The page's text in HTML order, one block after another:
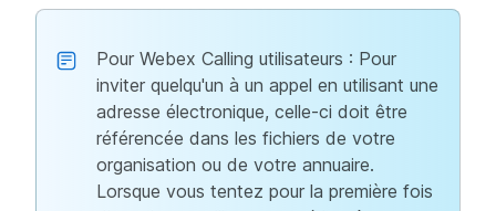
Pour Webex Calling utilisateurs : Pour
inviter quelqu'un à un appel en utilisant une
adresse électronique, celle-ci doit être
référencée dans les fichiers de votre
organisation ou de votre annuaire.
Lorsque vous tentez pour la première fois